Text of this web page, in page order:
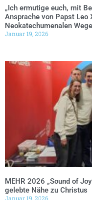
„Ich ermutige euch, mit
Ansprache von Papst Leo
Neokatechumenalen
Januar 19, 2026
MEHR 2026 „Sound of
gelebte Nähe zu Christus
Januar 19, 2026